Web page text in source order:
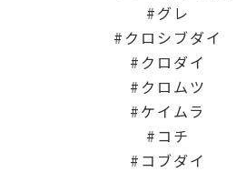
グレ
クロシブダイ
クロダイ
クロムツ
ケイムラ
コチ
コブダイ